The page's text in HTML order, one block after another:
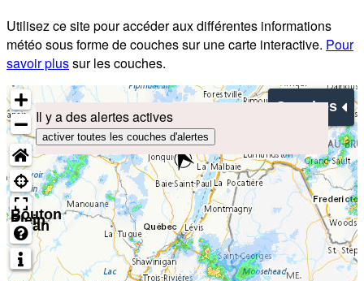
Utilisez ce site pour accéder aux différentes informations
météo sous forme de couches sur une carte interactive. Pour
savoir plussur les couches.
Il y a des alertes actives
activer toutes les couches d'alertes
Couches
Bouton
Plein
écran